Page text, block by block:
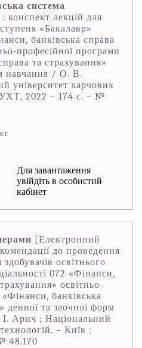
система
конспект лекцій для
«Бакалавр»
банківська справа
професійної програми
та страхування»
навчання / О. В.
університет харчових
2022 – 174 с. – №
Для завантаження
увійдіть в особистий
кабінет
[Електронний
до проведення
освітнього
072 «Фінанси,
освітньо-
банківська
денної та заочної форм
Арич ; Національний
– Київ :
48.170